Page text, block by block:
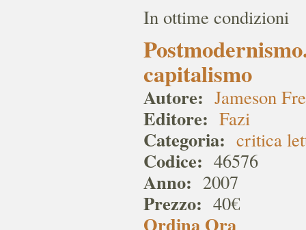
In ottime condizioni
capitalismo
Autore: Jameson
Editore: Fazi
Categoria: critica
Codice: 46576
Anno: 2007
Prezzo: 40€
Ordina Ora